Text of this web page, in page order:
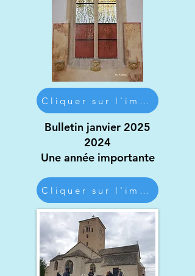
Cliquer sur l'image
Bulletin janvier 2025
2024
Une année importante
Cliquer sur l'image